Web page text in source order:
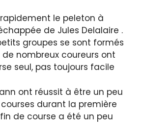
le peleton à
de Jules Delalaire .
groupes se sont formés
de nombreux coureurs ont
seul, pas toujours facile
ont réussit à être un peu
durant la première
de course a été un peu